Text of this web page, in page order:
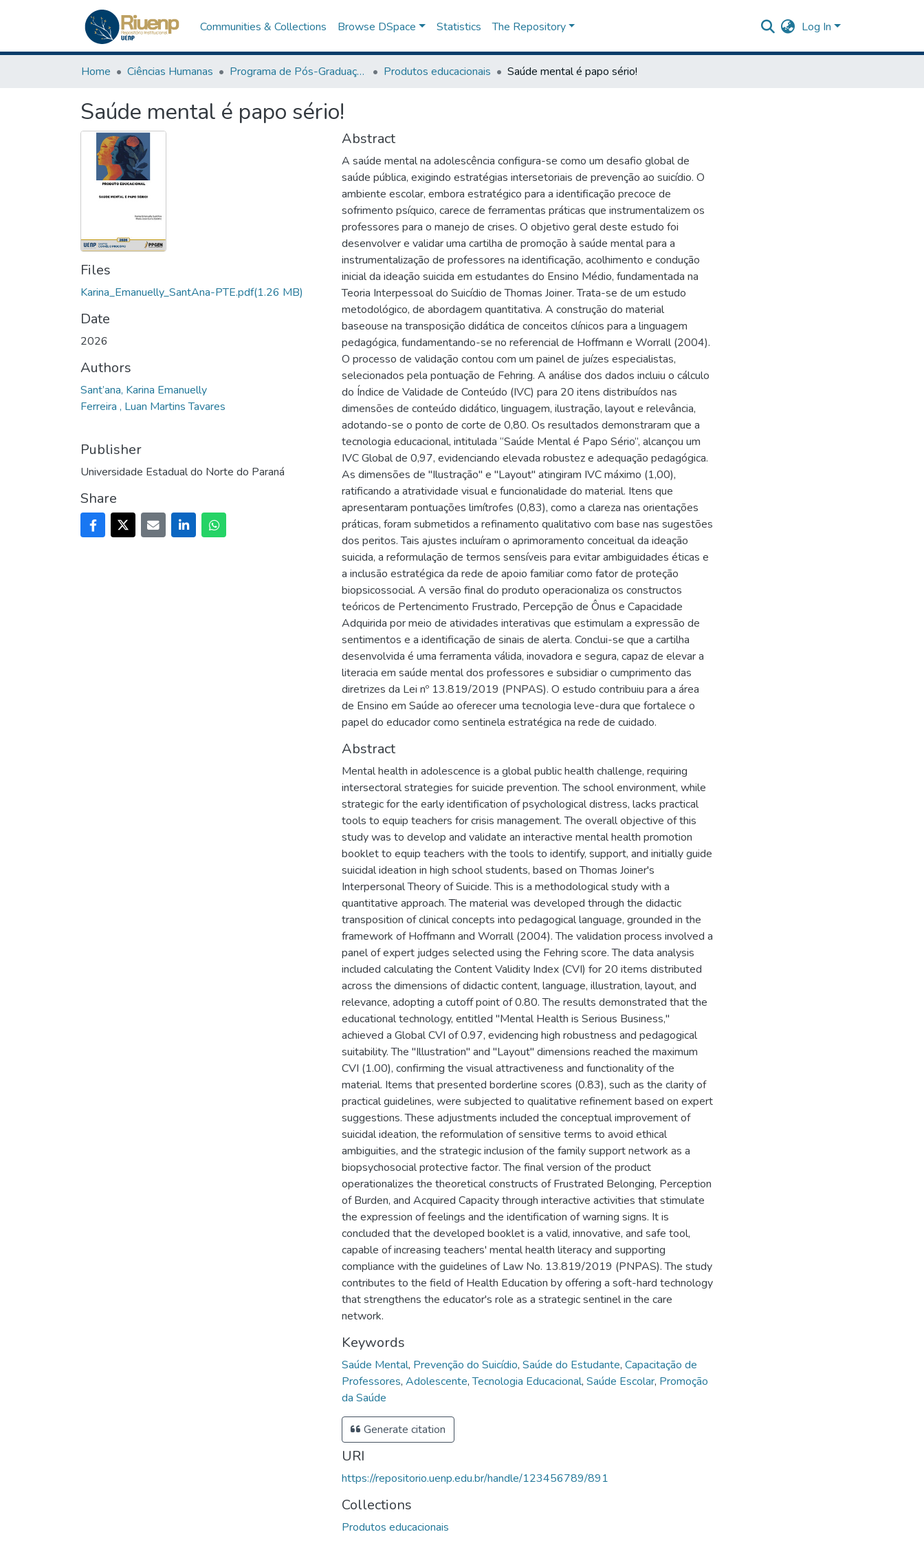
Communities & Collections Browse DSpace Statistics The Repository Log In
Home Ciências Humanas Programa de Pós-Graduação em Ensino Produtos educacionais Saúde mental é papo sério!
Saúde mental é papo sério!
Files
Karina_Emanuelly_SantAna-PTE.pdf(1.26 MB)
Date
2026
Authors
Sant’ana, Karina Emanuelly
Ferreira , Luan Martins Tavares
Publisher
Universidade Estadual do Norte do Paraná
Share
Abstract
A saúde mental na adolescência configura-se como um desafio global de
saúde pública, exigindo estratégias intersetoriais de prevenção ao suicídio. O
ambiente escolar, embora estratégico para a identificação precoce de
sofrimento psíquico, carece de ferramentas práticas que instrumentalizem os
professores para o manejo de crises. O objetivo geral deste estudo foi
desenvolver e validar uma cartilha de promoção à saúde mental para a
instrumentalização de professores na identificação, acolhimento e condução
inicial da ideação suicida em estudantes do Ensino Médio, fundamentada na
Teoria Interpessoal do Suicídio de Thomas Joiner. Trata-se de um estudo
metodológico, de abordagem quantitativa. A construção do material
baseouse na transposição didática de conceitos clínicos para a linguagem
pedagógica, fundamentando-se no referencial de Hoffmann e Worrall (2004).
O processo de validação contou com um painel de juízes especialistas,
selecionados pela pontuação de Fehring. A análise dos dados incluiu o cálculo
do Índice de Validade de Conteúdo (IVC) para 20 itens distribuídos nas
dimensões de conteúdo didático, linguagem, ilustração, layout e relevância,
adotando-se o ponto de corte de 0,80. Os resultados demonstraram que a
tecnologia educacional, intitulada “Saúde Mental é Papo Sério”, alcançou um
IVC Global de 0,97, evidenciando elevada robustez e adequação pedagógica.
As dimensões de "Ilustração" e "Layout" atingiram IVC máximo (1,00),
ratificando a atratividade visual e funcionalidade do material. Itens que
apresentaram pontuações limítrofes (0,83), como a clareza nas orientações
práticas, foram submetidos a refinamento qualitativo com base nas sugestões
dos peritos. Tais ajustes incluíram o aprimoramento conceitual da ideação
suicida, a reformulação de termos sensíveis para evitar ambiguidades éticas e
a inclusão estratégica da rede de apoio familiar como fator de proteção
biopsicossocial. A versão final do produto operacionaliza os constructos
teóricos de Pertencimento Frustrado, Percepção de Ônus e Capacidade
Adquirida por meio de atividades interativas que estimulam a expressão de
sentimentos e a identificação de sinais de alerta. Conclui-se que a cartilha
desenvolvida é uma ferramenta válida, inovadora e segura, capaz de elevar a
literacia em saúde mental dos professores e subsidiar o cumprimento das
diretrizes da Lei nº 13.819/2019 (PNPAS). O estudo contribuiu para a área
de Ensino em Saúde ao oferecer uma tecnologia leve-dura que fortalece o
papel do educador como sentinela estratégica na rede de cuidado.
Abstract
Mental health in adolescence is a global public health challenge, requiring
intersectoral strategies for suicide prevention. The school environment, while
strategic for the early identification of psychological distress, lacks practical
tools to equip teachers for crisis management. The overall objective of this
study was to develop and validate an interactive mental health promotion
booklet to equip teachers with the tools to identify, support, and initially guide
suicidal ideation in high school students, based on Thomas Joiner's
Interpersonal Theory of Suicide. This is a methodological study with a
quantitative approach. The material was developed through the didactic
transposition of clinical concepts into pedagogical language, grounded in the
framework of Hoffmann and Worrall (2004). The validation process involved a
panel of expert judges selected using the Fehring score. The data analysis
included calculating the Content Validity Index (CVI) for 20 items distributed
across the dimensions of didactic content, language, illustration, layout, and
relevance, adopting a cutoff point of 0.80. The results demonstrated that the
educational technology, entitled "Mental Health is Serious Business,"
achieved a Global CVI of 0.97, evidencing high robustness and pedagogical
suitability. The "Illustration" and "Layout" dimensions reached the maximum
CVI (1.00), confirming the visual attractiveness and functionality of the
material. Items that presented borderline scores (0.83), such as the clarity of
practical guidelines, were subjected to qualitative refinement based on expert
suggestions. These adjustments included the conceptual improvement of
suicidal ideation, the reformulation of sensitive terms to avoid ethical
ambiguities, and the strategic inclusion of the family support network as a
biopsychosocial protective factor. The final version of the product
operationalizes the theoretical constructs of Frustrated Belonging, Perception
of Burden, and Acquired Capacity through interactive activities that stimulate
the expression of feelings and the identification of warning signs. It is
concluded that the developed booklet is a valid, innovative, and safe tool,
capable of increasing teachers' mental health literacy and supporting
compliance with the guidelines of Law No. 13.819/2019 (PNPAS). The study
contributes to the field of Health Education by offering a soft-hard technology
that strengthens the educator's role as a strategic sentinel in the care
network.
Keywords
Saúde Mental, Prevenção do Suicídio, Saúde do Estudante, Capacitação de
Professores, Adolescente,Tecnologia Educacional, Saúde Escolar, Promoção
da Saúde
Generate citation
URI
https://repositorio.uenp.edu.br/handle/123456789/891
Collections
Produtos educacionais